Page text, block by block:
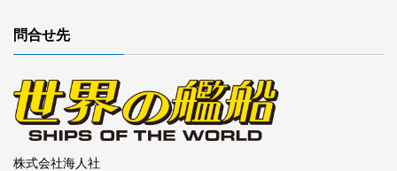
問合せ先
株式会社海人社